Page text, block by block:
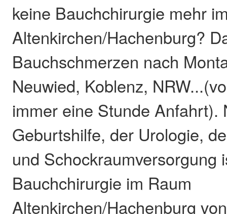
keine Bauchchirurgie mehr
Altenkirchen/Hachenburg?
Bauchschmerzen nach
Neuwied, Koblenz,
immer eine Stunde Anfahrt).
Geburtshilfe, der Urologie,
und Schockraumversorgung
Bauchchirurgie im Raum
Altenkirchen/Hachenburg